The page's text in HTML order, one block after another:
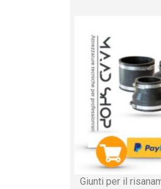
Giunti per il